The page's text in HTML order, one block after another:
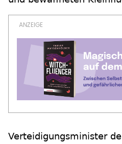
Verteidigungsminister